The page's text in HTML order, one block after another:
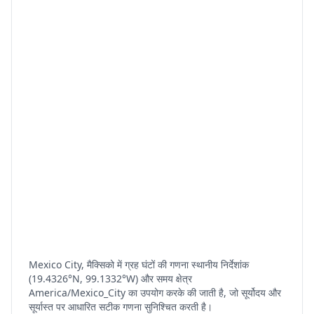
Mexico City, मैक्सिको में ग्रह घंटों की गणना स्थानीय निर्देशांक
(19.4326°N, 99.1332°W) और समय क्षेत्र
America/Mexico_City का उपयोग करके की जाती है, जो सूर्योदय और
सूर्यास्त पर आधारित सटीक गणना सुनिश्चित करती है।